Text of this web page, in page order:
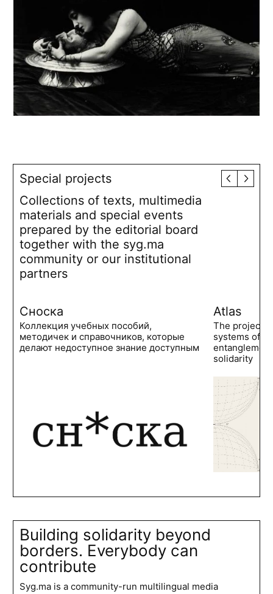
Special projects
Collections of texts, multimedia
materials and special events
prepared by the editorial board
together with the syg.ma
community or our institutional
partners
Сноска
Коллекция учебных пособий,
методичек и справочников, которые
делают недоступное знание доступным
Atlas
The project
systems of
solidarity
Building solidarity beyond
borders. Everybody can
contribute
Syg.ma is a community-run multilingual media